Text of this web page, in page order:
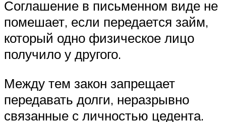
Соглашение в письменном виде не
помешает, если передается займ,
который одно физическое лицо
получило у другого.
Между тем закон запрещает
передавать долги, неразрывно
связанные с личностью цедента.